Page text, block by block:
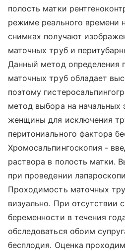
полость матки
режиме реального времени
снимках получают
маточных труб и
Данный метод определения
маточных труб обладает
поэтому
метод выбора на начальных
женщины для исключения
перитониального фактора
Хромосальпингоскопия -
раствора в полость матки.
при проведении
Проходимость маточных
визуально. При отсутствии
беременности в течения
обследоваться обоим
бесплодия. Оценка